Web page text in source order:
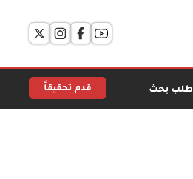
طلب بحث قدم تحقيقاً